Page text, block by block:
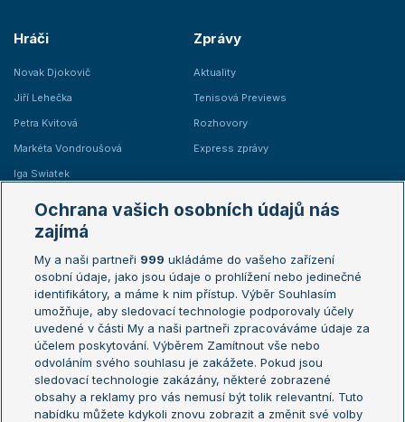
Hráči
Novak Djokovič
Jiří Lehečka
Petra Kvitová
Markéta Vondroušová
Iga Swiatek
Zprávy
Aktuality
Tenisová Previews
Rozhovory
Express zprávy
Žebříčky
Žebříček ATP (muži)
Žebříček WTA (ženy)
Sázkařský žebříček
Australian Open
French Open
Wimbledon
US Open
Turnaj mistrů
Turnaj mistryň
Aktualní trendy
Ochrana vašich osobních údajů nás
zajímá
My a naši partneři 999 ukládáme do vašeho zařízení
osobní údaje, jako jsou údaje o prohlížení nebo jedinečné
identifikátory, a máme k nim přístup. Výběr Souhlasím
umožňuje, aby sledovací technologie podporovaly účely
uvedené v části My a naši partneři zpracováváme údaje za
účelem poskytování. Výběrem Zamítnout vše nebo
odvoláním svého souhlasu je zakážete. Pokud jsou
sledovací technologie zakázány, některé zobrazené
obsahy a reklamy pro vás nemusí být tolik relevantní. Tuto
nabídku můžete kdykoli znovu zobrazit a změnit své volby